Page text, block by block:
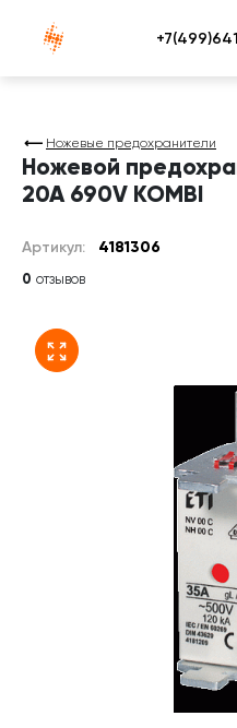
Атлантснаб
Ножевые предохранители
Ножевой
20A 690V KOMBI
Артикул: 4181306